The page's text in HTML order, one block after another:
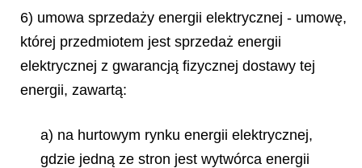
6) umowa sprzedaży energii elektrycznej - umowę,
której przedmiotem jest sprzedaż energii
elektrycznej z gwarancją fizycznej dostawy tej
energii, zawartą:
a) na hurtowym rynku energii elektrycznej,
gdzie jedną ze stron jest wytwórca energii